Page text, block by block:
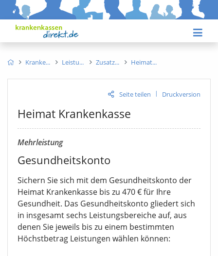
Kranke Leistu Zusatz Heimat
Seite teilen | Druckversion
Heimat Krankenkasse
Mehrleistung
Gesundheitskonto
Sichern Sie sich mit dem Gesundheitskonto der
Heimat Krankenkasse bis zu 470 € für Ihre
Gesundheit. Das Gesundheitskonto gliedert sich
in insgesamt sechs Leistungsbereiche auf, aus
denen Sie jeweils bis zu einem bestimmten
Höchstbetrag Leistungen wählen können: